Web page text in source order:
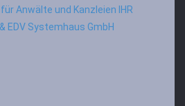
Anwälte und Kanzleien IHR
EDV Systemhaus GmbH